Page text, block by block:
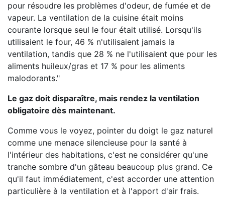
pour résoudre les problèmes d'odeur, de fumée et de
vapeur. La ventilation de la cuisine était moins
courante lorsque seul le four était utilisé. Lorsqu'ils
utilisaient le four, 46 % n'utilisaient jamais la
ventilation, tandis que 28 % ne l'utilisaient que pour les
aliments huileux/gras et 17 % pour les aliments
malodorants."
Le gaz doit disparaître, mais rendez la ventilation
obligatoire dès maintenant.
Comme vous le voyez, pointer du doigt le gaz naturel
comme une menace silencieuse pour la santé à
l'intérieur des habitations, c'est ne considérer qu'une
tranche sombre d'un gâteau beaucoup plus grand. Ce
qu'il faut immédiatement, c'est accorder une attention
particulière à la ventilation et à l'apport d'air frais.